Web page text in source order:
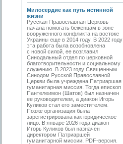
Милосердие как путь истинной
жизни
Русская Православная Церковь
начала помогать беженцам в зоне
вооруженного конфликта на востоке
Украины еще в 2014 году. В 2022 году
эта работа была возобновлена
с новой силой, ее возглавил
Синодальный отдел по церковной
благотворительности и социальному
служению. В 2023 году Священным
Синодом Русской Православной
Церкви была учреждена Патриаршая
гуманитарная миссия. Тогда епископ
Пантелеимон (Шатов) был назначен
ее руководителем, а диакон Игорь
Куликов стал его заместителем.
Позже организация была
зарегистрирована как юридическое
лицо. В январе 2026 года диакон
Игорь Куликов был назначен
директором Патриаршей
гуманитарной миссии. PDF-версия.